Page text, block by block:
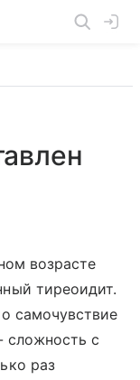
возрасте
тиреоидит.
самочувствие
сложность с
раз